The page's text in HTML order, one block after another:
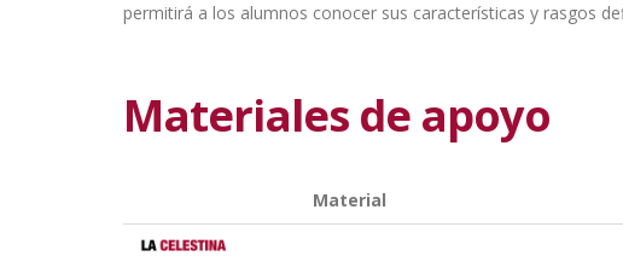
permitirá a los alumnos conocer sus características y rasgos
Materiales de apoyo
Material